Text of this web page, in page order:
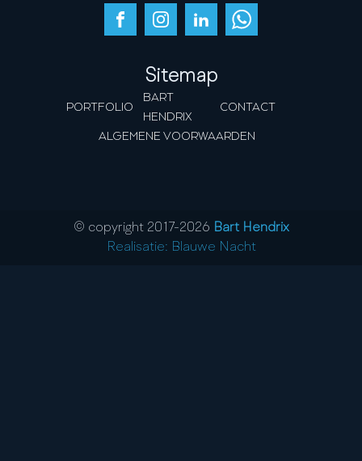
Sitemap
PORTFOLIO
BART
HENDRIX
CONTACT
ALGEMENE VOORWAARDEN
© copyright 2017-2026 Bart Hendrix
Realisatie: Blauwe Nacht